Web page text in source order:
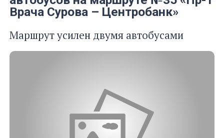
Врача Сурова – Центробанк»
Маршрут усилен двумя автобусами